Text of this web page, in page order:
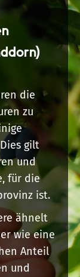
die
zu
gilt
und
für die
ist.
ähnelt
wie eine
Anteil
und